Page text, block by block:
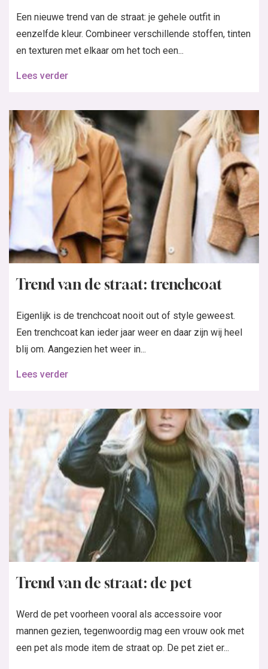
Een nieuwe trend van de straat: je gehele outfit in
eenzelfde kleur. Combineer verschillende stoffen, tinten
en texturen met elkaar om het toch een...
Lees verder
Trend van de straat: trenchcoat
Eigenlijk is de trenchcoat nooit out of style geweest.
Een trenchcoat kan ieder jaar weer en daar zijn wij heel
blij om. Aangezien het weer in...
Lees verder
Trend van de straat: de pet
Werd de pet voorheen vooral als accessoire voor
mannen gezien, tegenwoordig mag een vrouw ook met
een pet als mode item de straat op. De pet ziet er...